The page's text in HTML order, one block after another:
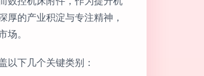
的产业积淀与专注精神，
。
以下几个关键类别：